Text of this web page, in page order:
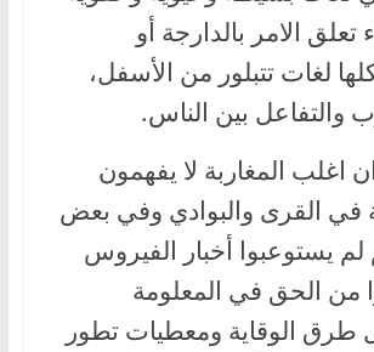
الامر بالدارجة أو
لغات تتبلور من الأسفل،
والتفاعل بين الناس.
اغلب المغاربة لا يفهمون
في القرى والبوادي وفي بعض
لم يستوعبوا أخبار الفيروس
من الحق في المعلومة
طرق الوقاية ومعطيات تطور